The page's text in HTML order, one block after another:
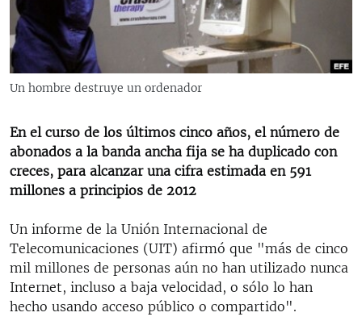
RADIO MARTÍ
ESPECIALES
ESPECIALES
SER VIEJO EN CUBA
KENTU-CUBANO
LOS SANTOS DE HIALEAH
LA INVASIÓN DE RUSIA A UCRANIA
MULTIMEDIA
SÍGUENOS
Un hombre destruye un ordenador
En el curso de los últimos cinco años, el número de
abonados a la banda ancha fija se ha duplicado con
creces, para alcanzar una cifra estimada en 591
millones a principios de 2012
Un informe de la Unión Internacional de
Telecomunicaciones (UIT) afirmó que "más de cinco
mil millones de personas aún no han utilizado nunca
Internet, incluso a baja velocidad, o sólo lo han
hecho usando acceso público o compartido".